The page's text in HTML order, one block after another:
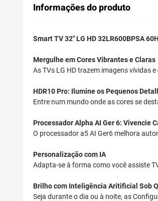
Informações do produto
Smart TV 32" LG HD 32LR600BPSA
Mergulhe em Cores Vibrantes e Claras
As TVs LG HD trazem imagens vívidas
HDR10 Pro: Ilumine os Pequenos
Entre num mundo onde as cores se
Processador Alpha AI Ger 6: Vivencie
O processador a5 AI Ger6 melhora
Personalização com IA
Adapta-se à forma como você assiste
Brilho com Inteligência Aritificial Sob
Seja durante o dia ou à noite, as